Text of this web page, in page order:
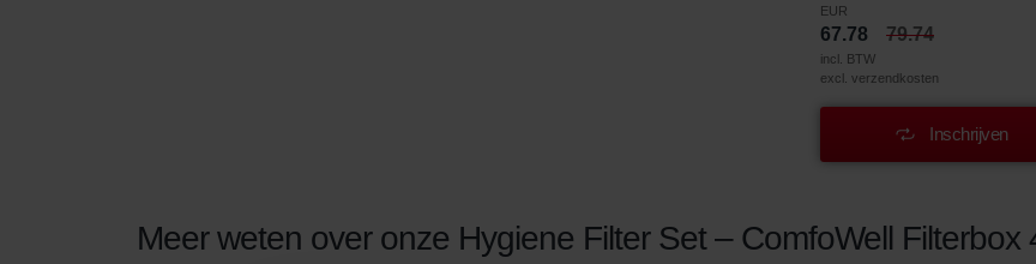
EUR
67.78 79.74
incl. BTW
excl. verzendkosten
Inschrijven
Meer weten over onze Hygiene Filter Set – ComfoWell Filterbox